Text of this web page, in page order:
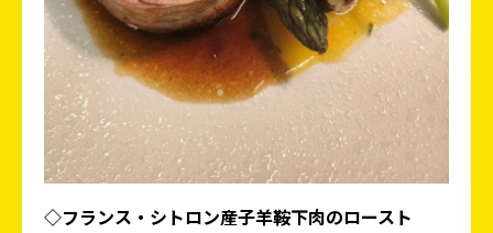
◇フランス・シトロン産子羊鞍下肉のロースト